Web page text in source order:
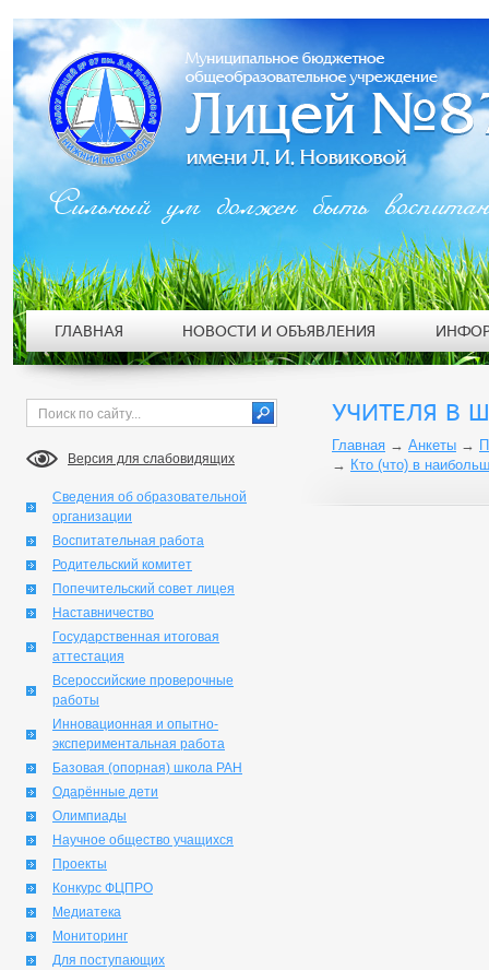
Версия для слабовидящих
Сведения об образовательной
организации
Воспитательная работа
Родительский комитет
Попечительский совет лицея
Наставничество
Государственная итоговая
аттестация
Всероссийские проверочные
работы
Инновационная и опытно-
экспериментальная работа
Базовая (опорная) школа РАН
Одарённые дети
Олимпиады
Научное общество учащихся
Проекты
Конкурс ФЦПРО
Медиатека
Мониторинг
Для поступающих
УЧИТЕЛЯ В
Главная → Анкеты →
→ Кто (что) в
Сильный ум должен быть
ГЛАВНАЯ НОВОСТИ И ОБЪЯВЛЕНИЯ